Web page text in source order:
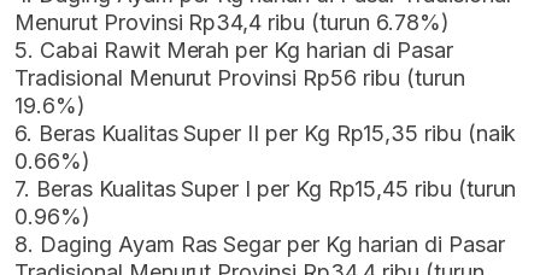
Menurut Provinsi Rp34,4 ribu (turun 6.78%)
5. Cabai Rawit Merah per Kg harian di Pasar
Tradisional Menurut Provinsi Rp56 ribu (turun
19.6%)
6. Beras Kualitas Super II per Kg Rp15,35 ribu (naik
0.66%)
7. Beras Kualitas Super I per Kg Rp15,45 ribu (turun
0.96%)
8. Daging Ayam Ras Segar per Kg harian di Pasar